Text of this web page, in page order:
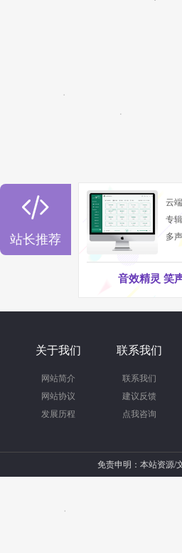

站长推荐
云
专
多
音效精灵 笑
关于我们
网站简介
网站协议
发展历程
联系我们
联系我们
建议反馈
点我咨询
免责申明：本站资源/